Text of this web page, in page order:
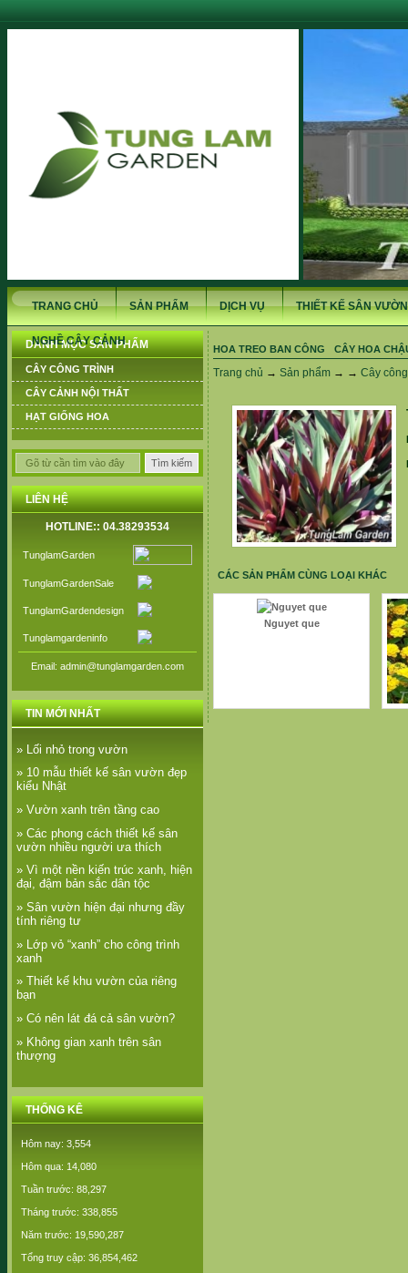
TRANG CHỦ SẢN PHẨM DỊCH VỤ THIẾT KẾ SÂN VƯỜN
NGHỀ CÂY CẢNH
DANH MỤC SẢN PHẨM
CÂY CÔNG TRÌNH
CÂY CẢNH NỘI THẤT
HẠT GIỐNG HOA
LIÊN HỆ
HOTLINE:: 04.38293534
TunglamGarden
TunglamGardenSale
TunglamGardendesign
Tunglamgardeninfo
Email: admin@tunglamgarden.com
TIN MỚI NHẤT
» Lối nhỏ trong vườn
» 10 mẫu thiết kế sân vườn đẹp
kiểu Nhật
» Vườn xanh trên tầng cao
» Các phong cách thiết kế sân
vườn nhiều người ưa thích
» Vì một nền kiến trúc xanh, hiện
đại, đậm bản sắc dân tộc
» Sân vườn hiện đại nhưng đầy
tính riêng tư
» Lớp vỏ “xanh” cho công trình
xanh
» Thiết kế khu vườn của riêng
bạn
» Có nên lát đá cả sân vườn?
» Không gian xanh trên sân
thượng
THỐNG KÊ
Hôm nay: 3,554
Hôm qua: 14,080
Tuần trước: 88,297
Tháng trước: 338,855
Năm trước: 19,590,287
Tổng truy cập: 36,854,462
HOA TREO BAN CÔNG CÂY HOA
Trang chủ → Sản phẩm → → Cây
CÁC SẢN PHẨM CÙNG LOẠI KHÁC
Nguyet que